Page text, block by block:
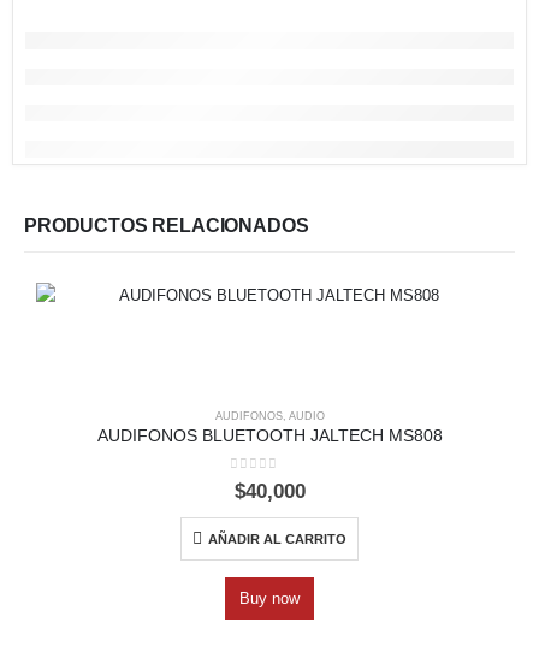
PRODUCTOS RELACIONADOS
AUDIFONOS, AUDIO
AUDIFONOS BLUETOOTH JALTECH MS808
0out of 5
$40,000
AÑADIR AL CARRITO
Buy now